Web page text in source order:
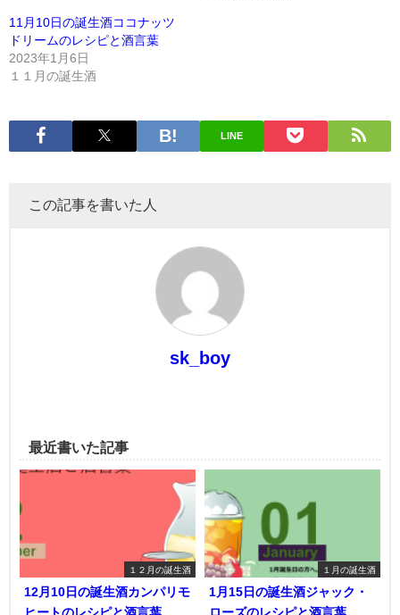
11月10日の誕生酒ココナッツ
ドリームのレシピと酒言葉
2023年1月6日
１１月の誕生酒
LINE
この記事を書いた人
sk_boy
最近書いた記事
１２月の誕生酒
12月10日の誕生酒カンパリモ
１月の誕生酒
1月15日の誕生酒ジャック・